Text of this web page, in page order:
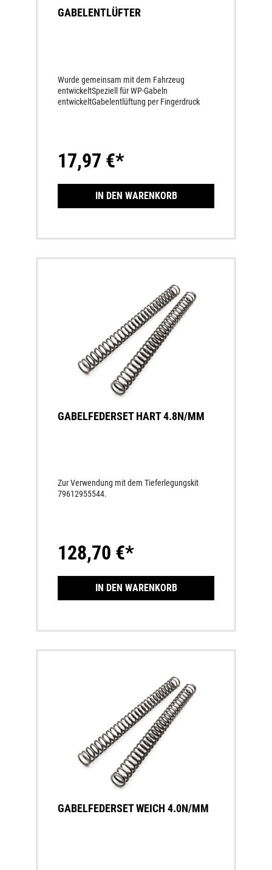
GABELENTLÜFTER
Wurde gemeinsam mit dem Fahrzeug
entwickeltSpeziell für WP-Gabeln
entwickeltGabelentlüftung per Fingerdruck
17,97 €*
IN DEN WARENKORB
GABELFEDERSET HART 4.8N/MM
Zur Verwendung mit dem Tieferlegungskit
79612955544.
128,70 €*
IN DEN WARENKORB
GABELFEDERSET WEICH 4.0N/MM